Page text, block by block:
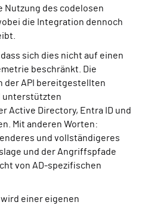
Nutzung des codelosen
die Integration dennoch
sich dies nicht auf einen
beschränkt. Die
der API bereitgestellten
unterstützten
Active Directory, Entra ID und
Mit anderen Worten:
und vollständigeres
und der Angriffspfade
von AD-spezifischen
einer eigenen